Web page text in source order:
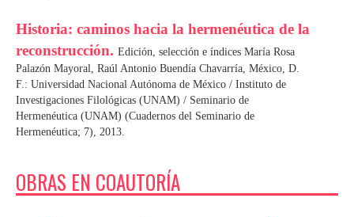
Historia: caminos hacia la hermenéutica de la
reconstrucción. Edición, selección e índices María Rosa
Palazón Mayoral, Raúl Antonio Buendía Chavarría, México, D.
F.: Universidad Nacional Autónoma de México / Instituto de
Investigaciones Filológicas (UNAM) / Seminario de
Hermenéutica (UNAM) (Cuadernos del Seminario de
Hermenéutica; 7), 2013.
OBRAS EN COAUTORÍA